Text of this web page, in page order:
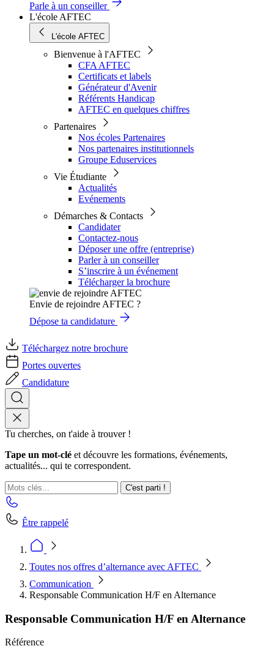
Parle à un conseiller
L'école AFTEC
L'école AFTEC
Bienvenue à l'AFTEC
CFA AFTEC
Certificats et labels
Générateur d'Avenir
Référents Handicap
AFTEC en quelques chiffres
Partenaires
Nos écoles Partenaires
Nos partenaires institutionnels
Groupe Eduservices
Vie Étudiante
Actualités
Evénements
Démarches & Contacts
Candidater
Contactez-nous
Déposer une offre (entreprise)
Parler à un conseiller
S’inscrire à un événement
Télécharger la brochure
Envie de rejoindre AFTEC ?
Dépose ta candidature
Téléchargez notre brochure
Portes ouvertes
Candidature
Tu cherches, on t'aide à trouver !
Tape un mot-clé et découvre les formations, événements,
actualités... qui te correspondent.
C'est parti !
Être rappelé
Toutes nos offres d’alternance avec AFTEC
Communication
Responsable Communication H/F en Alternance
Responsable Communication H/F en Alternance
Référence